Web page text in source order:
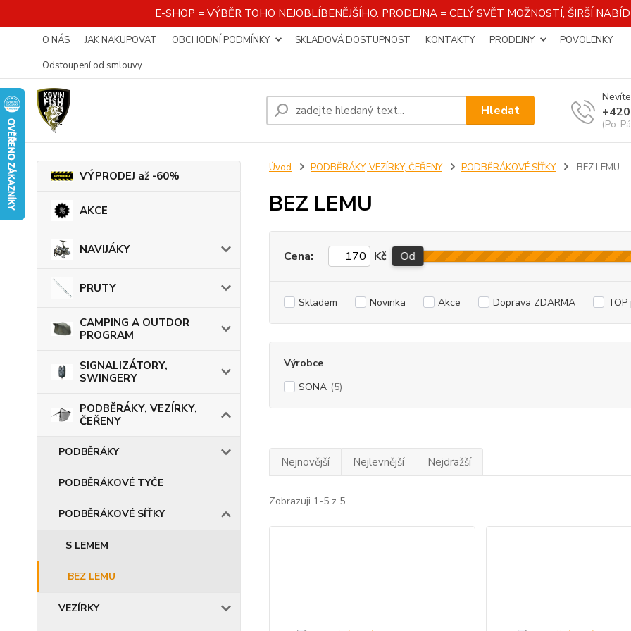
E-SHOP = VÝBĚR TOHO NEJOBLÍBENĚJŠÍHO. PRODEJNA = CELÝ SVĚT MOŽNOSTÍ, ŠIRŠÍ
O NÁS JAK NAKUPOVAT OBCHODNÍ PODMÍNKY SKLADOVÁ DOSTUPNOST KONTAKTY PRODEJNY
POVOLENKY
Odstoupení od smlouvy
Hledat
(Po-
VÝPRODEJ až -60%
AKCE
NAVIJÁKY
PRUTY
CAMPING A OUTDOR
PROGRAM
SIGNALIZÁTORY,
SWINGERY
PODBĚRÁKY, VEZÍRKY,
ČEŘENY
PODBĚRÁKY
PODBĚRÁKOVÉ TYČE
PODBĚRÁKOVÉ SÍŤKY
S LEMEM
BEZ LEMU
VEZÍRKY
Úvod PODBĚRÁKY, VEZÍRKY, ČEŘENY PODBĚRÁKOVÉ SÍŤKY BEZ LEMU
BEZ LEMU
Cena: Kč Od
Skladem Novinka Akce Doprava ZDARMA
Výrobce
SONA (5)
Nejnovější Nejlevnější Nejdražší
Zobrazuji 1-5 z 5